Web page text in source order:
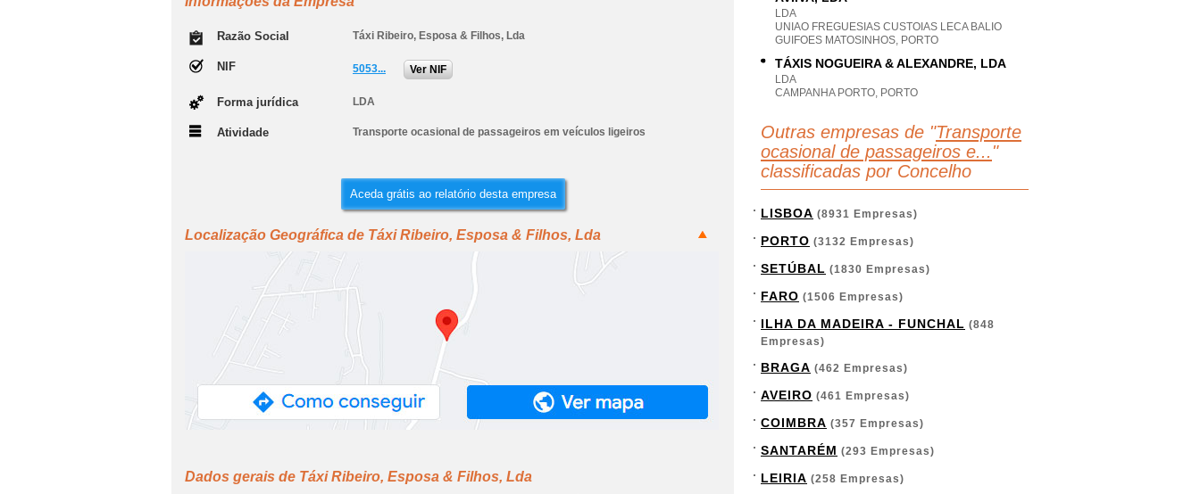
Razão Social Táxi Ribeiro, Esposa & Filhos, Lda
NIF 5053... Ver NIF
Forma jurídica LDA
Atividade Transporte ocasional de passageiros em veículos ligeiros
Aceda grátis ao relatório desta empresa
Localização Geográfica de Táxi Ribeiro, Esposa & Filhos, Lda
Dados gerais de Táxi Ribeiro, Esposa & Filhos, Lda
LDA
UNIAO FREGUESIAS CUSTOIAS LECA BALIO
GUIFOES MATOSINHOS, PORTO
TÁXIS NOGUEIRA & ALEXANDRE, LDA
LDA
CAMPANHA PORTO, PORTO
Outras empresas de "Transporte
ocasional de passageiros e... "
classificadas por Concelho
LISBOA (8931 Empresas)
PORTO (3132 Empresas)
SETÚBAL (1830 Empresas)
FARO (1506 Empresas)
ILHA DA MADEIRA - FUNCHAL (848
Empresas)
BRAGA (462 Empresas)
AVEIRO (461 Empresas)
COIMBRA (357 Empresas)
SANTARÉM (293 Empresas)
LEIRIA (258 Empresas)